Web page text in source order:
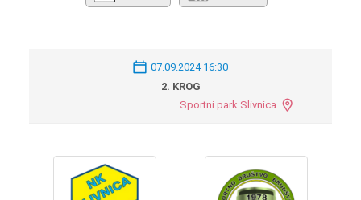
07.09.2024 16:30
2. KROG
Športni park Slivnica